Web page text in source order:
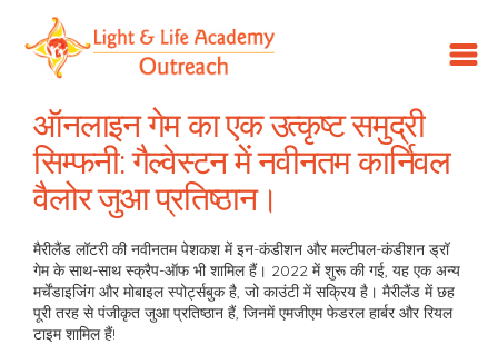
Outreach
ऑनलाइन गेम का एक उत्कृष्ट समुद्री
सिम्फनी: गैल्वेस्टन में नवीनतम कार्निवल
वैलोर जुआ प्रतिष्ठान।
मैरीलैंड लॉटरी की नवीनतम पेशकश में इन-कंडीशन और मल्टीपल-कंडीशन ड्रॉ
गेम के साथ-साथ स्क्रैप-ऑफ भी शामिल हैं। 2022 में शुरू की गई, यह एक अन्य
मर्चेंडाइजिंग और मोबाइल स्पोर्ट्सबुक है, जो काउंटी में सक्रिय है। मैरीलैंड में छह
पूरी तरह से पंजीकृत जुआ प्रतिष्ठान हैं, जिनमें एमजीएम फेडरल हार्बर और रियल
टाइम शामिल हैं!